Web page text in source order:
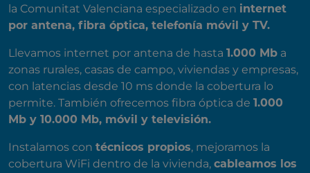
la Comunitat Valenciana especializado en internet
por antena, fibra óptica, telefonía móvil y TV.
Llevamos internet por antena de hasta 1.000 Mb a
zonas rurales, casas de campo, viviendas y empresas,
con latencias desde 10 ms donde la cobertura lo
permite. También ofrecemos fibra óptica de 1.000
Mb y 10.000 Mb, móvil y televisión.
Instalamos con técnicos propios, mejoramos la
cobertura WiFi dentro de la vivienda, cableamos los